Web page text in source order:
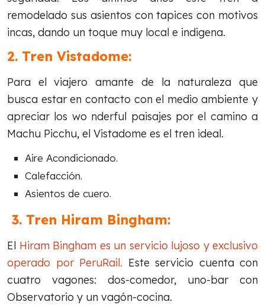
remodelado sus asientos con tapices con motivos
incas, dando un toque muy local e indigena.
2. Tren Vistadome:
Para el viajero amante de la naturaleza que
busca estar en contacto con el medio ambiente y
apreciar los wo nderful paisajes por el camino a
Machu Picchu, el Vistadome es el tren ideal.
Aire Acondicionado.
Calefacción.
Asientos de cuero.
3. Tren Hiram Bingham:
El Hiram Bingham es un servicio lujoso y exclusivo
operado por PeruRail. Este servicio cuenta con
cuatro vagones: dos-comedor, uno-bar con
Observatorio y un vagón-cocina.